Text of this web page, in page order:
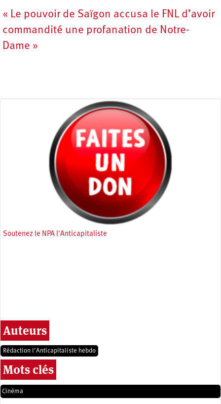
« Le pouvoir de Saïgon accusa le FNL d’avoir
commandité une profanation de Notre-
Dame »
Soutenez le NPA l'Anticapitaliste
Auteurs
Rédaction l’Anticapitaliste hebdo
Mots clés
Cinéma